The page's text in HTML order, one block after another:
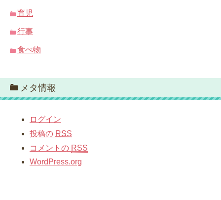
育児
行事
食べ物
メタ情報
ログイン
投稿の RSS
コメントの RSS
WordPress.org